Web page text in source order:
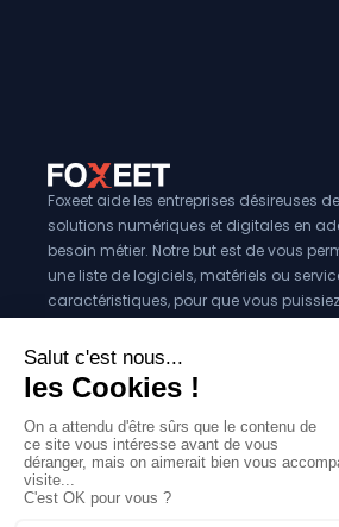
Foxeet aide les entreprises désireuses
solutions numériques et digitales en
besoin métier. Notre but est de vous
une liste de logiciels, matériels ou
caractéristiques, pour que vous
Vous êtes
Se référencer sur
Réseaux
Mentions légales